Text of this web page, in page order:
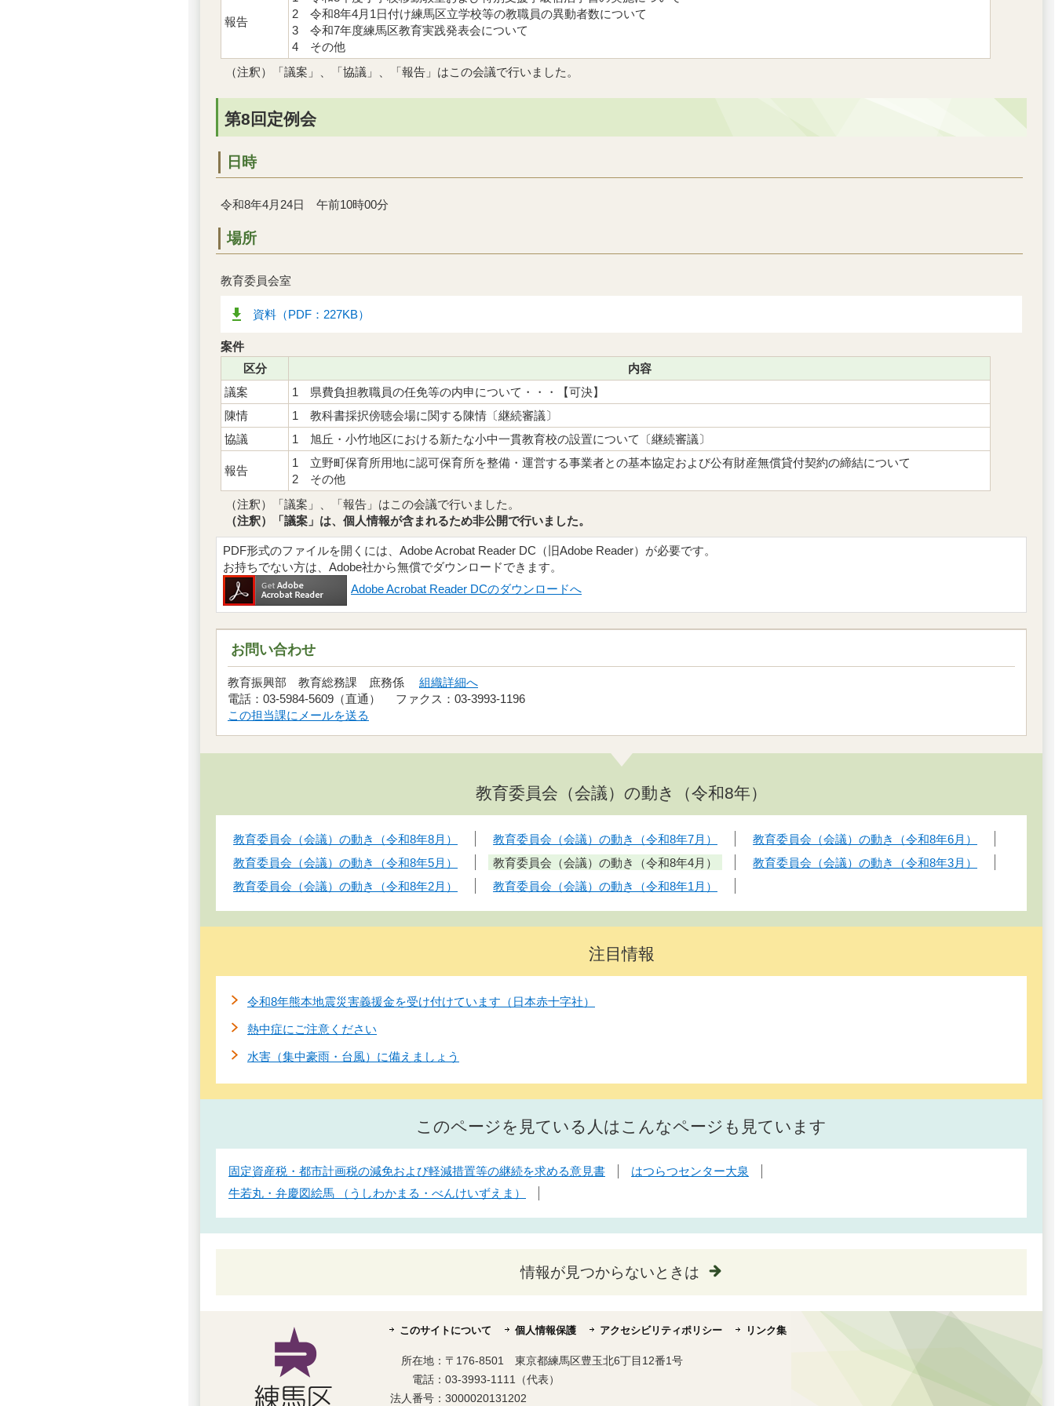
報告
2 令和8年4月1日付け練馬区立学校等の教職員の異動者数について
3 令和7年度練馬区教育実践発表会について
4 その他
（注釈）「議案」、「協議」、「報告」はこの会議で行いました。
第8回定例会
日時
令和8年4月24日 午前10時00分
場所
教育委員会室
資料（PDF：227KB）
案件
区分
内容
議案
1 県費負担教職員の任免等の内申について・・・【可決】
陳情
1 教科書採択傍聴会場に関する陳情〔継続審議〕
協議
1 旭丘・小竹地区における新たな小中一貫教育校の設置について〔継続審議〕
報告
1 立野町保育所用地に認可保育所を整備・運営する事業者との基本協定および公有財産無償貸付契約の締結について
2 その他
（注釈）「議案」、「報告」はこの会議で行いました。
（注釈）「議案」は、個人情報が含まれるため非公開で行いました。
PDF形式のファイルを開くには、Adobe Acrobat Reader DC（旧Adobe Reader）が必要です。
お持ちでない方は、Adobe社から無償でダウンロードできます。
Adobe Acrobat Reader DCのダウンロードへ
お問い合わせ
教育振興部 教育総務課 庶務係 組織詳細へ
電話：03-5984-5609（直通） ファクス：03-3993-1196
この担当課にメールを送る
教育委員会（会議）の動き（令和8年）
教育委員会（会議）の動き（令和8年8月） 教育委員会（会議）の動き（令和8年7月）
教育委員会（会議）の動き（令和8年6月）
教育委員会（会議）の動き（令和8年5月）
教育委員会（会議）の動き（令和8年4月）
教育委員会（会議）の動き（令和8年3月）
教育委員会（会議）の動き（令和8年2月）
教育委員会（会議）の動き（令和8年1月）
注目情報
令和8年熊本地震災害義援金を受け付けています（日本赤十字社）
熱中症にご注意ください
水害（集中豪雨・台風）に備えましょう
このページを見ている人はこんなページも見ています
固定資産税・都市計画税の減免および軽減措置等の継続を求める意見書
はつらつセンター大泉
牛若丸・弁慶図絵馬 （うしわかまる・べんけいずえま）
情報が見つからないときは
このサイトについて 個人情報保護 アクセシビリティポリシー リンク集
所在地： 〒176-8501 東京都練馬区豊玉北6丁目12番1号
電話： 03-3993-1111（代表）
法人番号： 3000020131202